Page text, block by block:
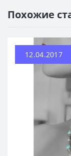
Похожие
12.04.2017